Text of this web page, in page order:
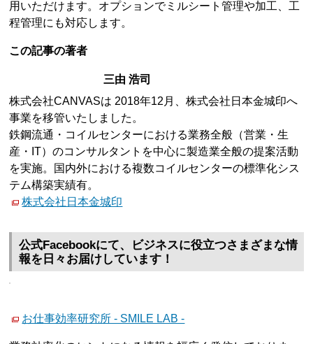
用いただけます。オプションでミルシート管理や加工、工
程管理にも対応します。
この記事の著者
三由 浩司
株式会社CANVASは 2018年12月、株式会社日本金城印へ
事業を移管いたしました。
鉄鋼流通・コイルセンターにおける業務全般（営業・生
産・IT）のコンサルタントを中心に製造業全般の提案活動
を実施。国内外における複数コイルセンターの標準化シス
テム構築実績有。
株式会社日本金城印
公式Facebookにて、ビジネスに役立つさまざまな情
報を日々お届けしています！
お仕事効率研究所 - SMILE LAB -